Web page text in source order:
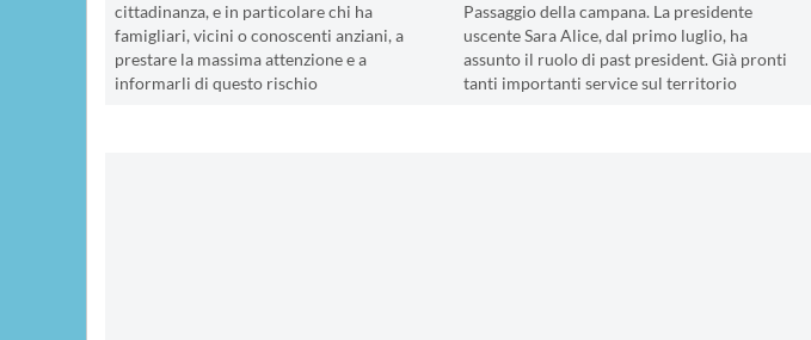
cittadinanza, e in particolare chi ha
famigliari, vicini o conoscenti anziani, a
prestare la massima attenzione e a
informarli di questo rischio
Passaggio della campana. La presidente
uscente Sara Alice, dal primo luglio, ha
assunto il ruolo di past president. Già pronti
tanti importanti service sul territorio